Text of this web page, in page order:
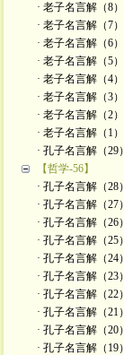
· 老子名言解（8）
· 老子名言解（7）
· 老子名言解（6）
· 老子名言解（5）
· 老子名言解（4）
· 老子名言解（3）
· 老子名言解（2）
· 老子名言解（1）
· 孔子名言解（29）
【哲学-56】
· 孔子名言解（28）
· 孔子名言解（27）
· 孔子名言解（26）
· 孔子名言解（25）
· 孔子名言解（24）
· 孔子名言解（23）
· 孔子名言解（22）
· 孔子名言解（21）
· 孔子名言解（20）
· 孔子名言解（19）